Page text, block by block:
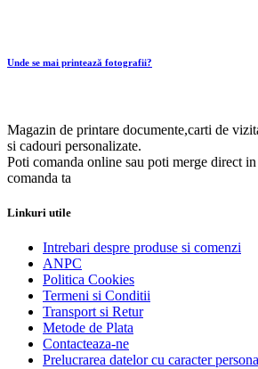
Unde se mai printează fotografii?
Magazin de printare documente,carti de
si cadouri personalizate.
Poti comanda online sau poti merge direct
comanda ta
Linkuri utile
Intrebari despre produse si comenzi
ANPC
Politica Cookies
Termeni si Conditii
Transport si Retur
Metode de Plata
Contacteaza-ne
Prelucrarea datelor cu caracter